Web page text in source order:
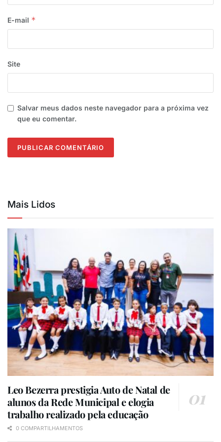
obrigações legais”, destacou o Magnum.
para a recuperação da saúde financeira do Instituto de
Previdência e para a manutenção do equilíbrio das
contas.
“A aprovação das contas pelo Tribunal de Contas
representa o reconhecimento do cumprimento das
E-mail *
Site
Salvar meus dados neste navegador para a próxima vez
que eu comentar.
Mais Lidos
Leo Bezerra prestigia Auto de Natal de
alunos da Rede Municipal e elogia
trabalho realizado pela educação
0 COMPARTILHAMENTOS